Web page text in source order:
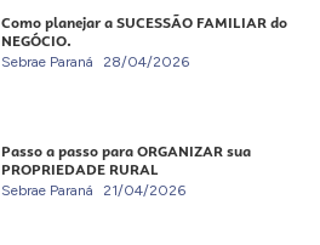
Como planejar a SUCESSÃO FAMILIAR do
NEGÓCIO.
Sebrae Paraná 28/04/2026
Passo a passo para ORGANIZAR sua
PROPRIEDADE RURAL
Sebrae Paraná 21/04/2026